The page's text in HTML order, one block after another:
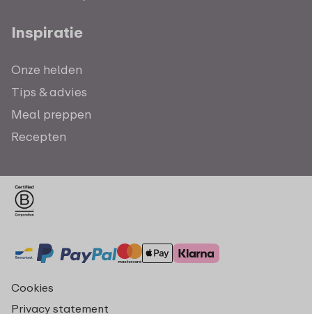
Inspiratie
Onze helden
Tips & advies
Meal preppen
Recepten
Cookies
Privacy statement